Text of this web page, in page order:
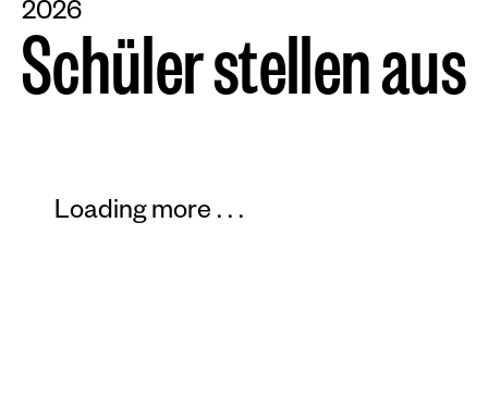
2026
Schülerstellenaus
Loading more . . .